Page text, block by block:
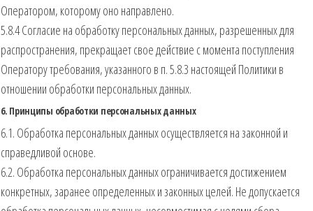
Оператором, которому оно направлено.
5.8.4 Согласие на обработку персональных данных, разрешенных для
распространения, прекращает свое действие с момента поступления
Оператору требования, указанного в п. 5.8.3 настоящей Политики в
отношении обработки персональных данных.
6. Принципы обработки персональных данных
6.1. Обработка персональных данных осуществляется на законной и
справедливой основе.
6.2. Обработка персональных данных ограничивается достижением
конкретных, заранее определенных и законных целей. Не допускается